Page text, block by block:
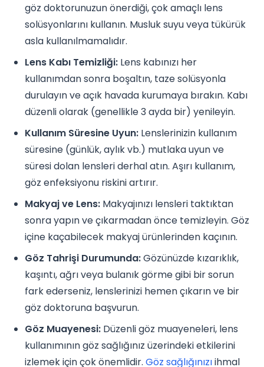
göz doktorunuzun önerdiği, çok amaçlı lens
solüsyonlarını kullanın. Musluk suyu veya tükürük
asla kullanılmamalıdır.
Lens Kabı Temizliği: Lens kabınızı her
kullanımdan sonra boşaltın, taze solüsyonla
durulayın ve açık havada kurumaya bırakın. Kabı
düzenli olarak (genellikle 3 ayda bir) yenileyin.
Kullanım Süresine Uyun: Lenslerinizin kullanım
süresine (günlük, aylık vb.) mutlaka uyun ve
süresi dolan lensleri derhal atın. Aşırı kullanım,
göz enfeksiyonu riskini artırır.
Makyaj ve Lens: Makyajınızı lensleri taktıktan
sonra yapın ve çıkarmadan önce temizleyin. Göz
içine kaçabilecek makyaj ürünlerinden kaçının.
Göz Tahrişi Durumunda:Gözünüzde kızarıklık,
kaşıntı, ağrı veya bulanık görme gibi bir sorun
fark ederseniz, lenslerinizi hemen çıkarın ve bir
göz doktoruna başvurun.
Göz Muayenesi: Düzenli göz muayeneleri, lens
kullanımının göz sağlığınız üzerindeki etkilerini
izlemek için çok önemlidir. Göz sağlığınızıihmal